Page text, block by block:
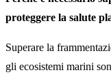
proteggere la salute
Superare la
gli ecosistemi marini